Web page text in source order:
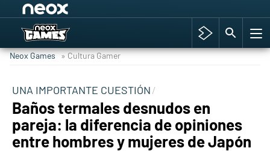
Hyrule Warriors: La Era del Cataclismo
Super Mario cafetería oficial
Cyberpunk 2077
Hyrule Warriors
Asia peculiar tradición
Neox Games » Cultura Gamer
UNA IMPORTANTE CUESTIÓN
Baños termales desnudos en
pareja: la diferencia de opiniones
entre hombres y mujeres de Japón